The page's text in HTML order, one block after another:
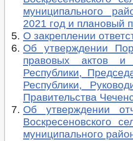
муниципального
2021 год и плановый
О закреплении
Об утверждении
правовых актов и
Республики,
Республики,
Правительства
Об утверждении
Воскресеновского
муниципального